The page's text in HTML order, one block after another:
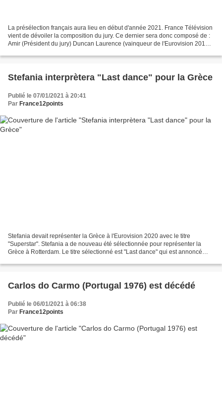
La présélection français aura lieu en début d'année 2021. France Télévision
vient de dévoiler la composition du jury. Ce dernier sera donc composé de :
Amir (Président du jury) Duncan Laurence (vainqueur de l'Eurovision 2019
Stefania interprètera "Last dance" pour la Grèce
Publié le 07/01/2021 à 20:41
Par France12points
Stefania devait représenter la Grèce à l'Eurovision 2020 avec le titre
"Superstar". Stefania a de nouveau été sélectionnée pour représenter la
Grèce à Rotterdam. Le titre sélectionné est "Last dance" qui est annoncé
Carlos do Carmo (Portugal 1976) est décédé
Publié le 06/01/2021 à 06:38
Par France12points